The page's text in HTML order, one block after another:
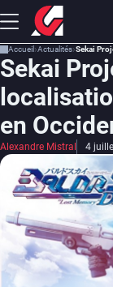
Accueil Actualités Sekai
Sekai
en
Alexandre Mistral 4